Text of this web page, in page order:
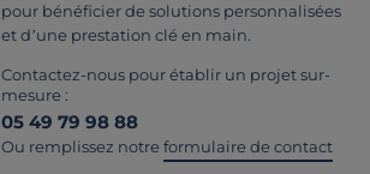
pour bénéficier de solutions personnalisées
et d’une prestation clé en main.
Contactez-nous pour établir un projet sur-
mesure :
05 49 79 98 88
Ou remplissez notre formulaire de contact